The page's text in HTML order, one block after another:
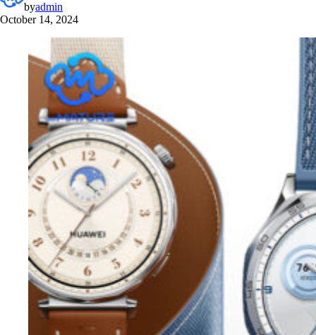
byadmin
October 14, 2024